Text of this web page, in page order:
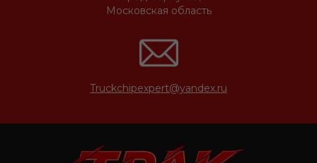
Truckchipexpert@yandex.ru
Московская область